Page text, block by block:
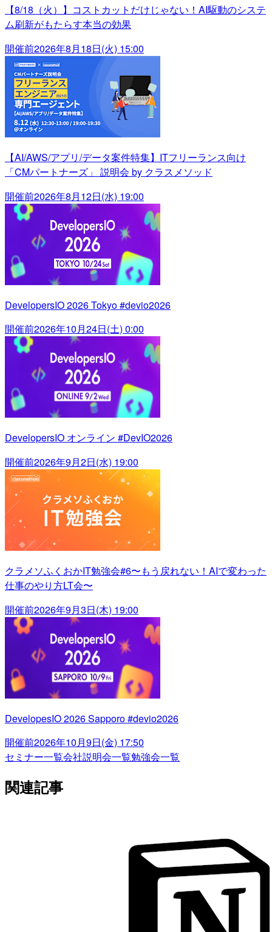
【8/18（火）】コストカットだけじゃない！AI駆動のシステ
ム刷新がもたらす本当の効果
開催前2026年8月18日(火) 15:00
【AI/AWS/アプリ/データ案件特集】ITフリーランス向け
「CMパートナーズ」 説明会 by クラスメソッド
開催前2026年8月12日(水) 19:00
DevelopersIO 2026 Tokyo #devio2026
開催前2026年10月24日(土) 0:00
DevelopersIO オンライン #DevIO2026
開催前2026年9月2日(水) 19:00
クラメソふくおかIT勉強会#6〜もう戻れない！AIで変わった
仕事のやり方LT会〜
開催前2026年9月3日(木) 19:00
DevelopesIO 2026 Sapporo #devio2026
開催前2026年10月9日(金) 17:50
セミナー一覧会社説明会一覧勉強会一覧
関連記事